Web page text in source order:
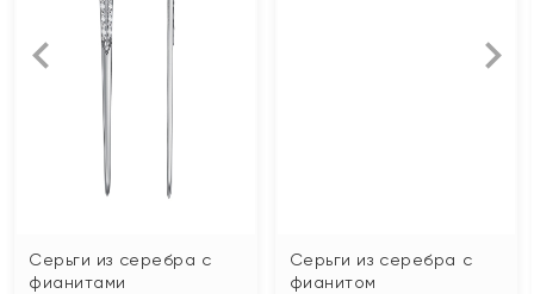
Серьги из серебра с
фианитами
Серьги из серебра с
фианитом